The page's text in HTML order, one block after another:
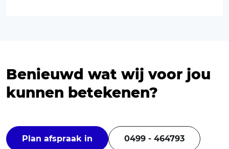
Benieuwd wat wij voor jou
kunnen betekenen?
Plan afspraak in 0499 - 464793